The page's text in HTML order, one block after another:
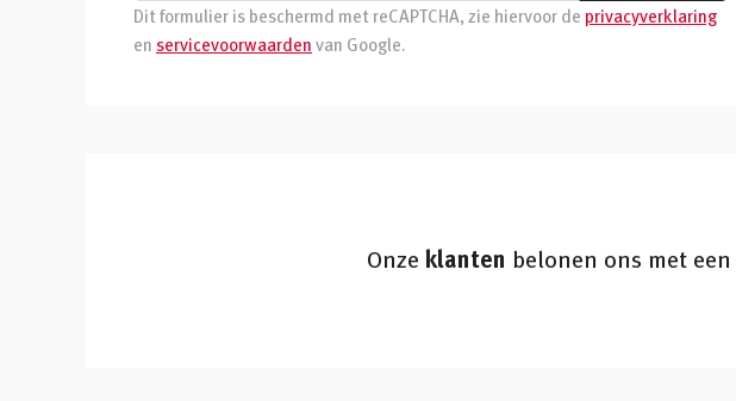
Dit formulier is beschermd met reCAPTCHA, zie hiervoor de privacyverklaring
en servicevoorwaardenvan Google.
Onze klanten belonen ons met een